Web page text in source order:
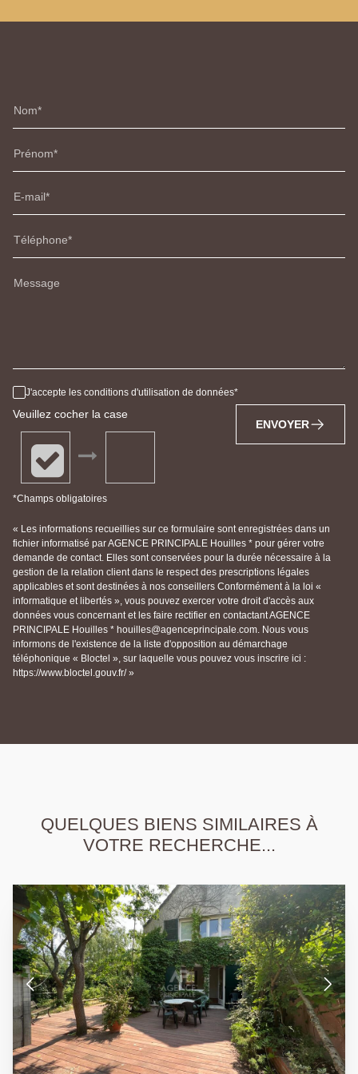
Nom
Prénom
E-mail
Téléphone
Message
J'accepte les conditions d'utilisation de données
Veuillez cocher la case
*Champs obligatoires
ENVOYER
« Les informations recueillies sur ce formulaire sont enregistrées dans un
fichier informatisé par AGENCE PRINCIPALE Houilles * pour gérer votre
demande de contact. Elles sont conservées pour la durée nécessaire à la
gestion de la relation client dans le respect des prescriptions légales
applicables et sont destinées à nos conseillers Conformément à la loi «
informatique et libertés », vous pouvez exercer votre droit d'accès aux
données vous concernant et les faire rectifier en contactant AGENCE
PRINCIPALE Houilles * houilles@agenceprincipale.com. Nous vous
informons de l'existence de la liste d'opposition au démarchage
téléphonique « Bloctel », sur laquelle vous pouvez vous inscrire ici :
https://www.bloctel.gouv.fr/ »
QUELQUES BIENS SIMILAIRES À
VOTRE RECHERCHE...